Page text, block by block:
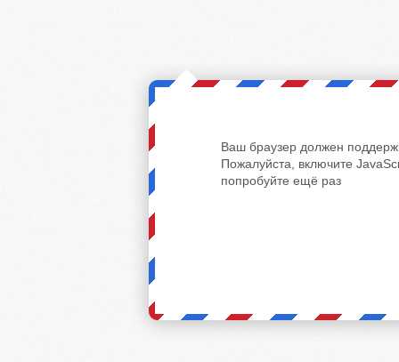
Ваш браузер должен
Пожалуйста, включите
попробуйте ещё раз